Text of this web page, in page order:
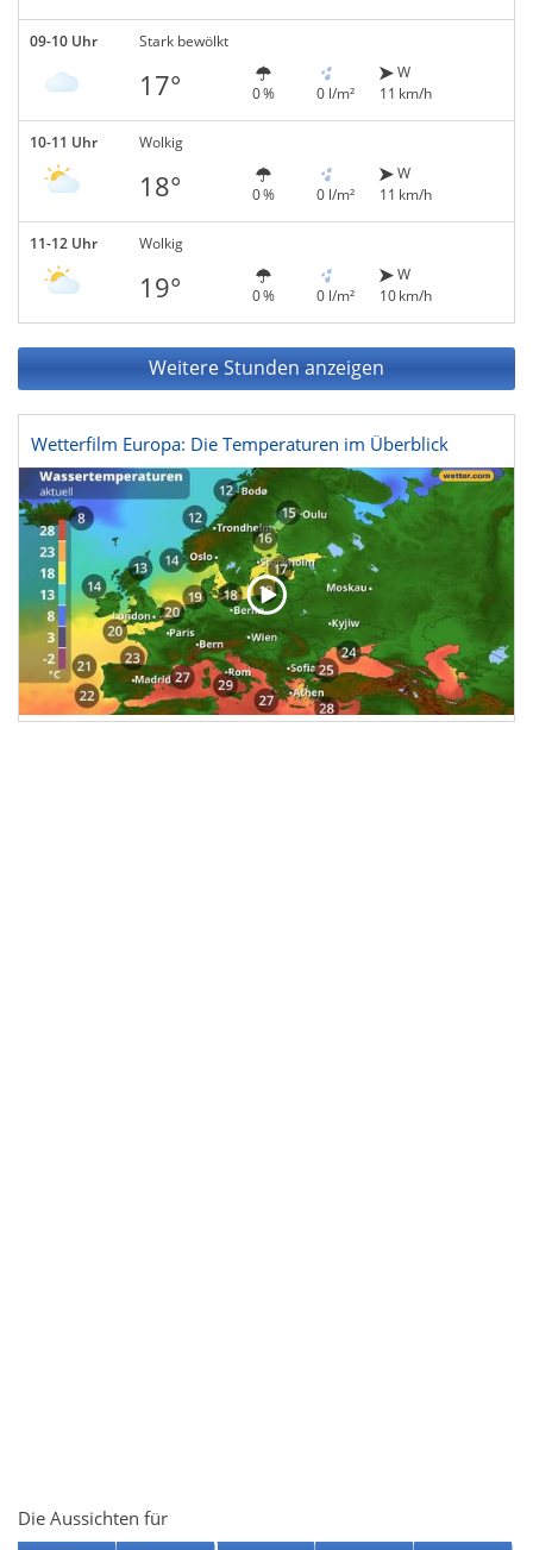
09-10 Uhr Stark bewölkt
17° 0 % 0 l/m²
W
11 km/h
10-11 Uhr Wolkig
18° 0 % 0 l/m²
W
11 km/h
11-12 Uhr Wolkig
19° 0 % 0 l/m²
W
10 km/h
Weitere Stunden anzeigen
Wetterfilm Europa: Die Temperaturen im Überblick
Die Aussichten für